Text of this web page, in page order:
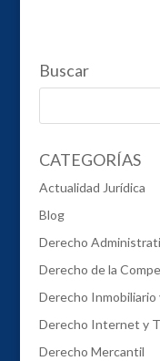
Buscar
CATEGORÍAS
Actualidad Jurídica
Blog
Derecho
Derecho de la
Derecho Inmobiliario
Derecho Internet y
Derecho Mercantil